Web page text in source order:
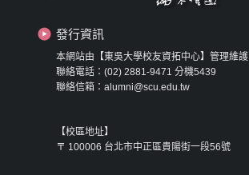
發行資訊
本網站由【東吳大學校友資拓中心】管理維護
聯絡電話：(02) 2881-9471 分機5439
聯絡信箱：alumni@scu.edu.tw
【校區地址】
〒 100006 台北市中正區貴陽街一段56號